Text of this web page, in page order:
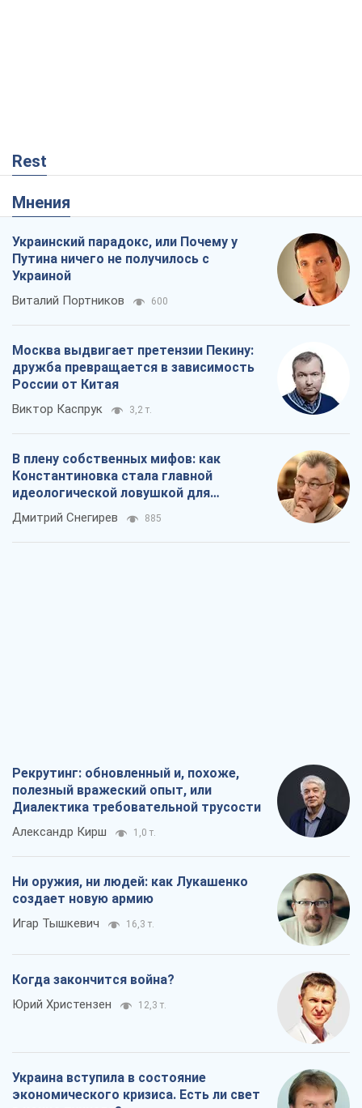
Rest
Мнения
Украинский парадокс, или Почему у
Путина ничего не получилось с
Украиной
Виталий Портников 600
Москва выдвигает претензии Пекину:
дружба превращается в зависимость
России от Китая
Виктор Каспрук 3,2 т.
В плену собственных мифов: как
Константиновка стала главной
идеологической ловушкой для
российских оккупантов
Дмитрий Снегирев 885
Рекрутинг: обновленный и, похоже,
полезный вражеский опыт, или
Диалектика требовательной трусости
Александр Кирш 1,0 т.
Ни оружия, ни людей: как Лукашенко
создает новую армию
Игар Тышкевич 16,3 т.
Когда закончится война?
Юрий Христензен 12,3 т.
Украина вступила в состояние
экономического кризиса. Есть ли свет